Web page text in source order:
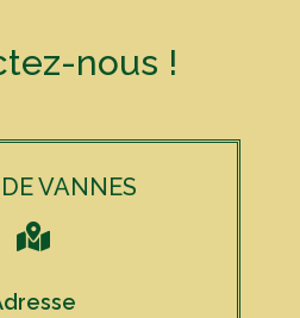
nous !
VANNES
